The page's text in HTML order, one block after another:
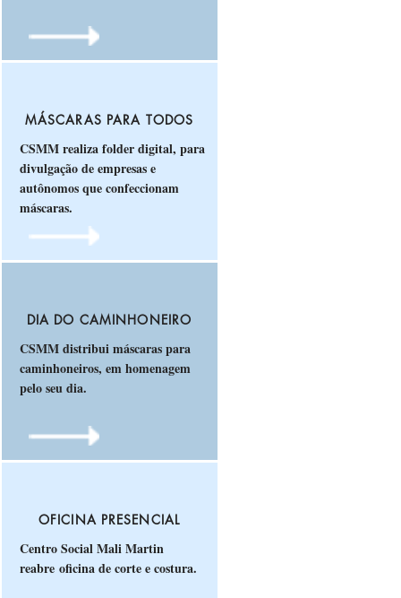
MÁSCARAS PARA TODOS
CSMM realiza folder digital, para
divulgação de empresas e
autônomos que confeccionam
máscaras.
DIA DO CAMINHONEIRO
CSMM distribui máscaras para
caminhoneiros, em homenagem
pelo seu dia.
OFICINA PRESENCIAL
Centro Social Mali Martin
reabre oficina de corte e costura.